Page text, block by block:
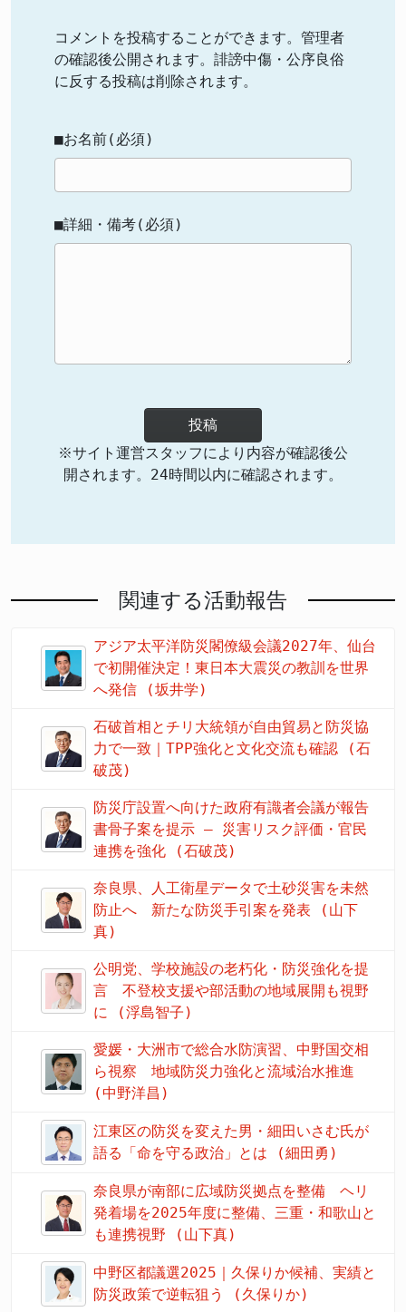
コメントを投稿することができます。管理者
の確認後公開されます。誹謗中傷・公序良俗
に反する投稿は削除されます。
■お名前(必須)
■詳細・備考(必須)
投稿
※サイト運営スタッフにより内容が確認後公
開されます。24時間以内に確認されます。
関連する活動報告
アジア太平洋防災閣僚級会議2027年、仙台
で初開催決定！東日本大震災の教訓を世界
へ発信 (坂井学)
石破首相とチリ大統領が自由貿易と防災協
力で一致｜TPP強化と文化交流も確認 (石
破茂)
防災庁設置へ向けた政府有識者会議が報告
書骨子案を提示 – 災害リスク評価・官民
連携を強化 (石破茂)
奈良県、人工衛星データで土砂災害を未然
防止へ 新たな防災手引案を発表 (山下
真)
公明党、学校施設の老朽化・防災強化を提
言 不登校支援や部活動の地域展開も視野
に (浮島智子)
愛媛・大洲市で総合水防演習、中野国交相
ら視察 地域防災力強化と流域治水推進
(中野洋昌)
江東区の防災を変えた男・細田いさむ氏が
語る「命を守る政治」とは (細田勇)
奈良県が南部に広域防災拠点を整備 ヘリ
発着場を2025年度に整備、三重・和歌山と
も連携視野 (山下真)
中野区都議選2025｜久保りか候補、実績と
防災政策で逆転狙う (久保りか)